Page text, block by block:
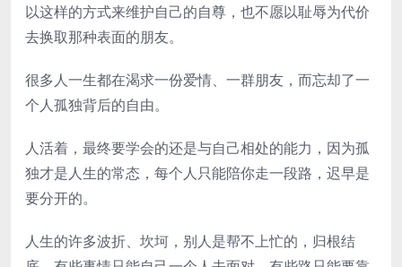
以这样的方式来维护自己的自尊，也不愿以耻辱为代价
去换取那种表面的朋友。
很多人一生都在渴求一份爱情、一群朋友，而忘却了一
个人孤独背后的自由。
人活着，最终要学会的还是与自己相处的能力，因为孤
独才是人生的常态，每个人只能陪你走一段路，迟早是
要分开的。
人生的许多波折、坎坷，别人是帮不上忙的，归根结